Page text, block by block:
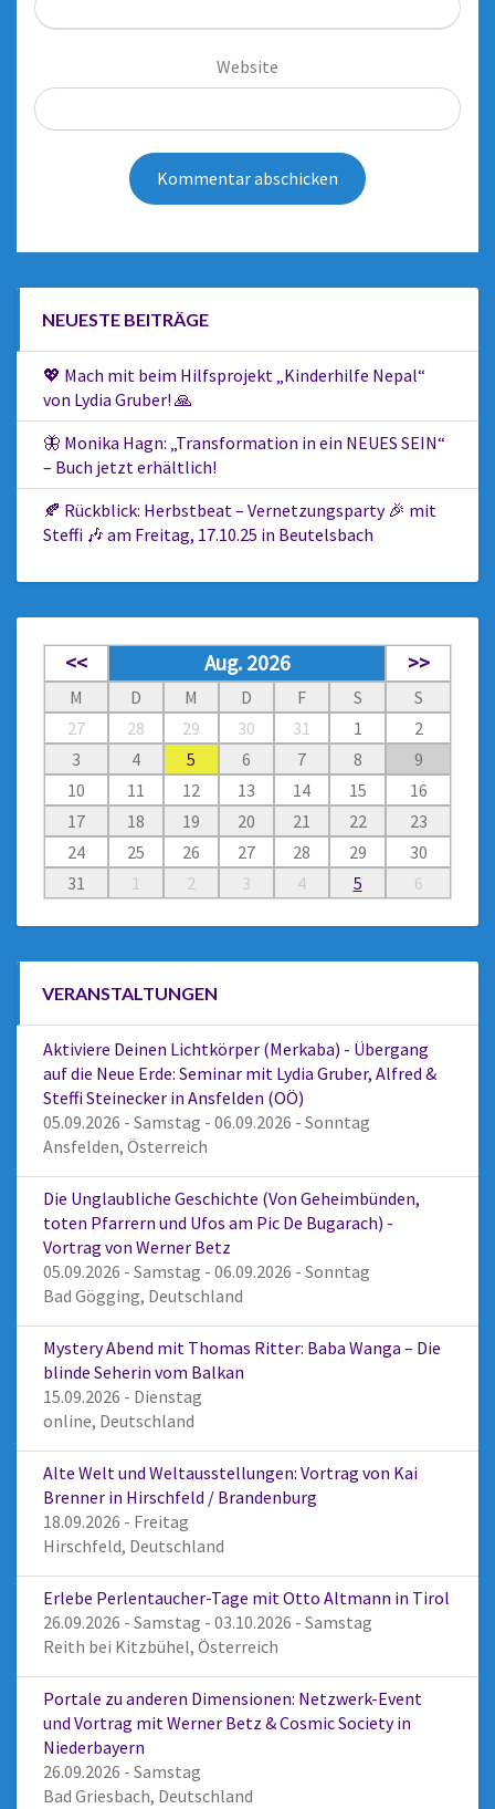
Website
NEUESTE BEITRÄGE
💖 Mach mit beim Hilfsprojekt „Kinderhilfe Nepal“
von Lydia Gruber! 🙏
🦋 Monika Hagn: „Transformation in ein NEUES SEIN“
– Buch jetzt erhältlich!
🍂 Rückblick: Herbstbeat – Vernetzungsparty 🎉 mit
Steffi 🎶 am Freitag, 17.10.25 in Beutelsbach
<< Aug. 2026 >>
M D M D F S
S
27
28 29 30 31 1
2
3
4 5 6 7 8
9
10
11 12 13 14 15
16
17
18 19 20 21 22
23
24
25 26 27 28 29
30
31
1 2 3 4 5 6
VERANSTALTUNGEN
Aktiviere Deinen Lichtkörper (Merkaba) - Übergang
auf die Neue Erde: Seminar mit Lydia Gruber, Alfred &
Steffi Steinecker in Ansfelden (OÖ)
05.09.2026 - Samstag - 06.09.2026 - Sonntag
Ansfelden, Österreich
Die Unglaubliche Geschichte (Von Geheimbünden,
toten Pfarrern und Ufos am Pic De Bugarach) -
Vortrag von Werner Betz
05.09.2026 - Samstag - 06.09.2026 - Sonntag
Bad Gögging, Deutschland
Mystery Abend mit Thomas Ritter: Baba Wanga – Die
blinde Seherin vom Balkan
15.09.2026 - Dienstag
online, Deutschland
Alte Welt und Weltausstellungen: Vortrag von Kai
Brenner in Hirschfeld / Brandenburg
18.09.2026 - Freitag
Hirschfeld, Deutschland
Erlebe Perlentaucher-Tage mit Otto Altmann in Tirol
26.09.2026 - Samstag - 03.10.2026 - Samstag
Reith bei Kitzbühel, Österreich
Portale zu anderen Dimensionen: Netzwerk-Event
und Vortrag mit Werner Betz & Cosmic Society in
Niederbayern
26.09.2026 - Samstag
Bad Griesbach, Deutschland